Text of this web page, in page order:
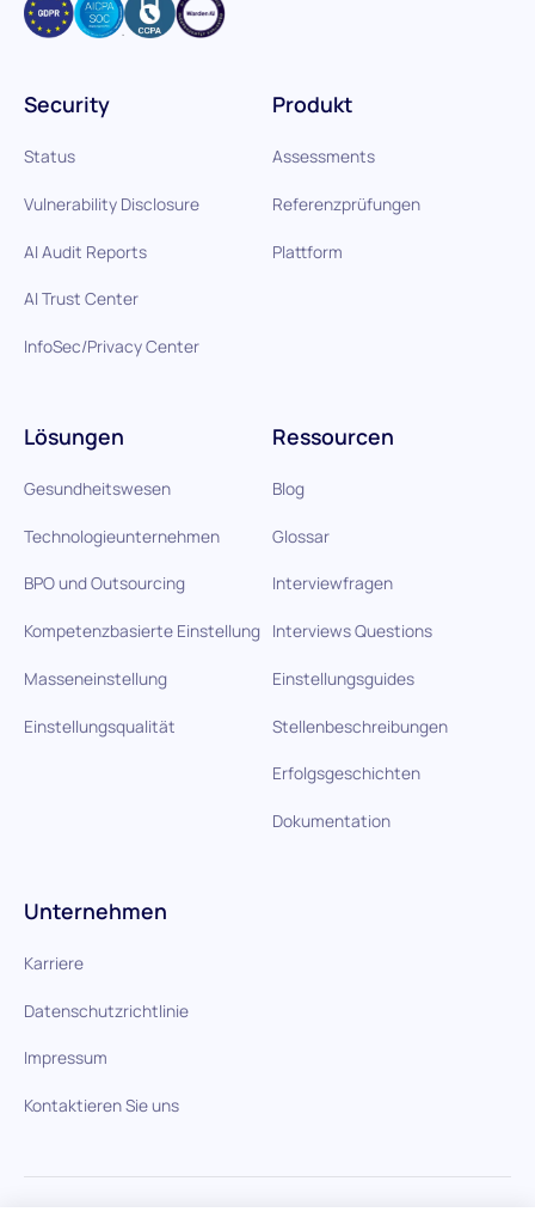
Produkt
Assessments
Referenzprüfungen
Plattform
Lösungen
Gesundheitswesen
Technologieunternehmen
BPO und Outsourcing
Kompetenzbasierte Einstellung
Masseneinstellung
Einstellungsqualität
Ressourcen
Blog
Glossar
Interviewfragen
Interviews Questions
Einstellungsguides
Stellenbeschreibungen
Erfolgsgeschichten
Dokumentation
Security
Status
Vulnerability Disclosure
AI Audit Reports
AI Trust Center
InfoSec/Privacy Center
Unternehmen
Karriere
Datenschutzrichtlinie
Impressum
Kontaktieren Sie uns